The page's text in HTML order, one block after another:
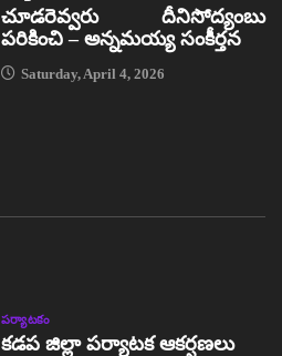
చూడరెవ్వరు దీనిసోద్యంబు
పరికించి – అన్నమయ్య సంకీర్తన
Saturday, April 4, 2026
పర్యాటకం
కడప జిల్లా పర్యాటక ఆకర్షణలు